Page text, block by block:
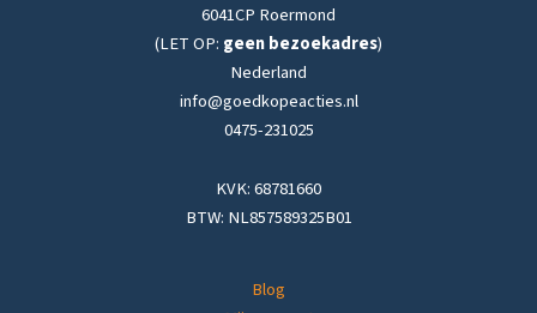
6041CP Roermond
(LET OP: geen bezoekadres)
Nederland
info@goedkopeacties.nl
0475-231025
KVK: 68781660
BTW: NL857589325B01
Blog